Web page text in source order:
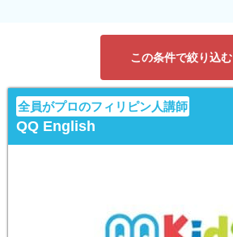
この条件で絞り込む
全員がプロのフィリピン人講師
QQ English